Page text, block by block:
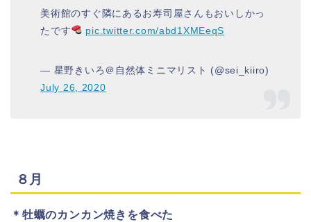
美術館のすぐ隣にあるお寿司屋さんもおいしかっ
たです
pic.twitter.com/abd1XMEeqS
— 星野きいろ＠自然体ミニマリスト (@sei_kiiro)
July 26, 2020
８月
＊牡蠣のカンカン焼きを食べた